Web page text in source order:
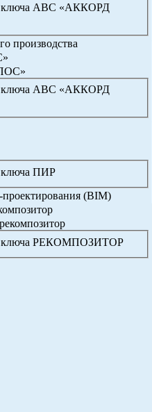
ключа АВС «АККОРД
производства
ключа АВС «АККОРД
ключа ПИР
(BIM)
ключа РЕКОМПОЗИТОР